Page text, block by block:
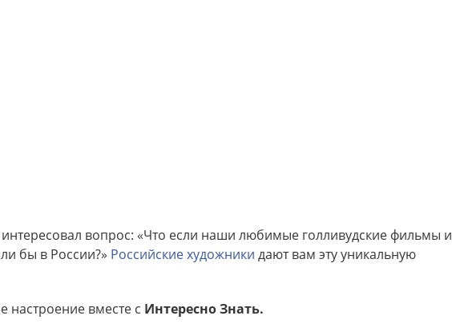
интересовал вопрос: «Что если наши любимые голливудские фильмы и
бы в России?» Российские художники дают вам эту уникальную
настроение вместе с Интересно Знать.